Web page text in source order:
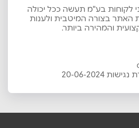
לקוחות בע"מ תעשה ככל יכולה
האתר בצורה המיטבית ולענות
והמהירה ביותר.
20-06-2024